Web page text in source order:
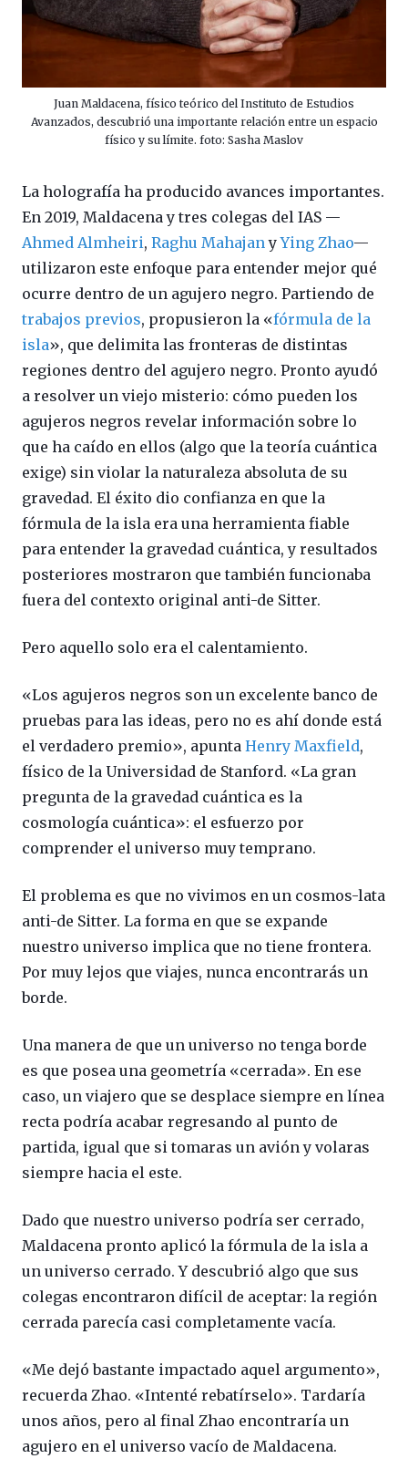
Juan Maldacena, físico teórico del Instituto de Estudios
Avanzados, descubrió una importante relación entre un espacio
físico y su límite. foto: Sasha Maslov
La holografía ha producido avances importantes.
En 2019, Maldacena y tres colegas del IAS —
Ahmed Almheiri, Raghu Mahajan yYing Zhao—
utilizaron este enfoque para entender mejor qué
ocurre dentro de un agujero negro. Partiendo de
trabajos previos, propusieron la «fórmula de la
isla», que delimita las fronteras de distintas
regiones dentro del agujero negro. Pronto ayudó
a resolver un viejo misterio: cómo pueden los
agujeros negros revelar información sobre lo
que ha caído en ellos (algo que la teoría cuántica
exige) sin violar la naturaleza absoluta de su
gravedad. El éxito dio confianza en que la
fórmula de la isla era una herramienta fiable
para entender la gravedad cuántica, y resultados
posteriores mostraron que también funcionaba
fuera del contexto original anti-de Sitter.
Pero aquello solo era el calentamiento.
«Los agujeros negros son un excelente banco de
pruebas para las ideas, pero no es ahí donde está
el verdadero premio», apunta Henry Maxfield,
físico de la Universidad de Stanford. «La gran
pregunta de la gravedad cuántica es la
cosmología cuántica»: el esfuerzo por
comprender el universo muy temprano.
El problema es que no vivimos en un cosmos-lata
anti-de Sitter. La forma en que se expande
nuestro universo implica que no tiene frontera.
Por muy lejos que viajes, nunca encontrarás un
borde.
Una manera de que un universo no tenga borde
es que posea una geometría «cerrada». En ese
caso, un viajero que se desplace siempre en línea
recta podría acabar regresando al punto de
partida, igual que si tomaras un avión y volaras
siempre hacia el este.
Dado que nuestro universo podría ser cerrado,
Maldacena pronto aplicó la fórmula de la isla a
un universo cerrado. Y descubrió algo que sus
colegas encontraron difícil de aceptar: la región
cerrada parecía casi completamente vacía.
«Me dejó bastante impactado aquel argumento»,
recuerda Zhao. «Intenté rebatírselo». Tardaría
unos años, pero al final Zhao encontraría un
agujero en el universo vacío de Maldacena.